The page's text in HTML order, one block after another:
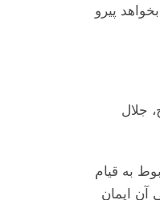
پیرو
جلال
به قیام
آن ایمان